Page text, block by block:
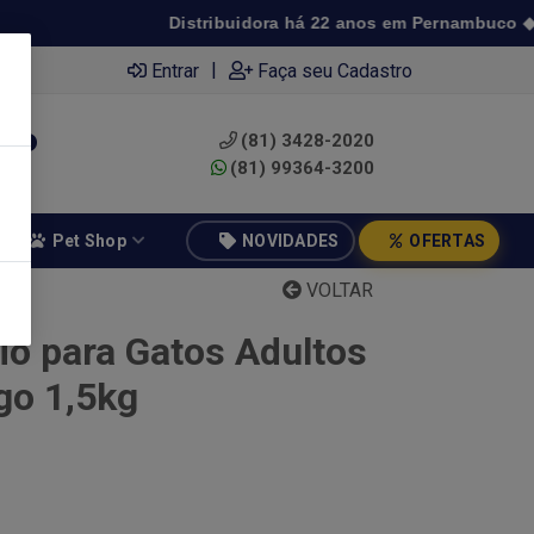
Distribuidora há 22 anos em Pernambuco ◆
Entrar | Faça seu Cadastro
(81) 3428-2020
(81) 99364-3200
Pet Shop NOVIDADES OFERTAS
VOLTAR
para Gatos Adultos
1,5kg